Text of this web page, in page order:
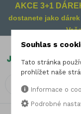
AKCE 3+1
dostanete jako
Souhlas s
Tato stránka
prohlížet naše
Informace o
Podrobné